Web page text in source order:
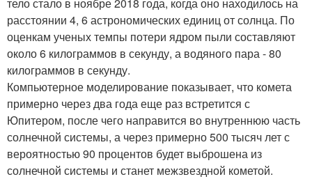
расстоянии 4, 6 астрономических единиц от солнца. По
оценкам ученых темпы потери ядром пыли составляют
около 6 килограммов в секунду, а водяного пара - 80
килограммов в секунду.
Компьютерное моделирование показывает, что комета
примерно через два года еще раз встретится с
Юпитером, после чего направится во внутреннюю часть
солнечной системы, а через примерно 500 тысяч лет с
вероятностью 90 процентов будет выброшена из
солнечной системы и станет межзвездной кометой.